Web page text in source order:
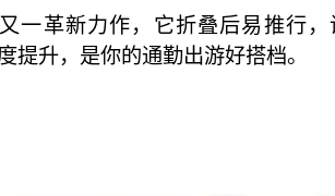
一革新力作，它折叠后易推行
升，是你的通勤出游好搭档。